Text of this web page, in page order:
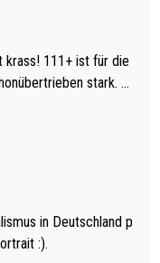
für die
stark. U
in Deutschland p
:).